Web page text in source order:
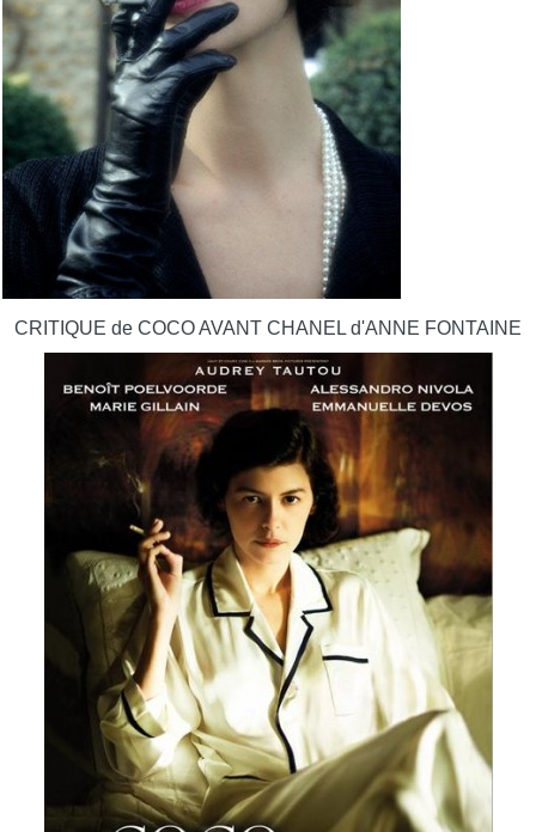
CRITIQUE de COCO AVANT CHANEL d'ANNE FONTAINE